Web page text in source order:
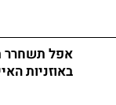
אפל תשחרר
באוזניות האייפון 8